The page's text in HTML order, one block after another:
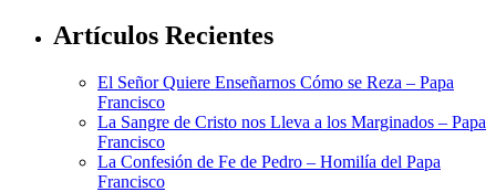
Artículos Recientes
El Señor Quiere Enseñarnos Cómo se Reza – Papa
Francisco
La Sangre de Cristo nos Lleva a los Marginados – Papa
Francisco
La Confesión de Fe de Pedro – Homilía del Papa
Francisco